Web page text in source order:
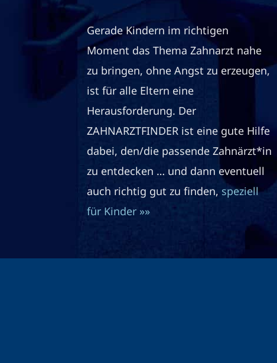
Gerade Kindern im richtigen
Moment das Thema Zahnarzt nahe
zu bringen, ohne Angst zu erzeugen,
ist für alle Eltern eine
Herausforderung. Der
ZAHNARZTFINDER ist eine gute Hilfe
dabei, den/die passende Zahnärzt*in
zu entdecken … und dann eventuell
auch richtig gut zu finden, speziell
für Kinder »»